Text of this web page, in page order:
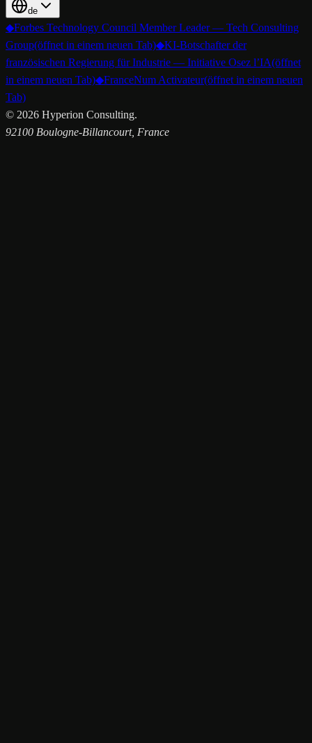
de
◆Forbes Technology Council Member Leader — Tech Consulting
Group(öffnet in einem neuen Tab)◆KI-Botschafter der
französischen Regierung für Industrie — Initiative Osez l’IA(öffnet
in einem neuen Tab)◆FranceNum Activateur(öffnet in einem neuen
Tab)
© 2026 Hyperion Consulting.
92100 Boulogne-Billancourt, France